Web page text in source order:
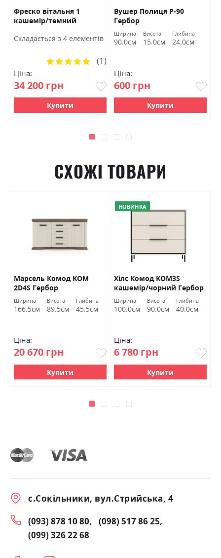
Фреско вітальня 1
кашемір/темний
Cкладається з 4 елементів
Ціна:
34 200 грн
Рейтинг:
(1)
Купити
Вушер Полиця Р-90
Гербор
Ширина
90.0см
Висота
15.0см
Глибина
24.0см
Ціна:
600 грн
Купити
СХОЖІ ТОВАРИ
Марсель Комод KOM
2D4S Гербор
Ширина
166.5см
Висота
89.5см
Глибина
45.5см
Ціна:
20 670 грн
Купити
НОВИНКА
Хілс Комод KOM3S
кашемір/чорний Гербор
Ширина
100.0см
Висота
90.0см
Глибина
40.0см
Ціна:
6 780 грн
Купити
с.Сокільники, вул.Стрийська, 4
(093) 878 10 80
(098) 517 86 25
(099) 326 22 68